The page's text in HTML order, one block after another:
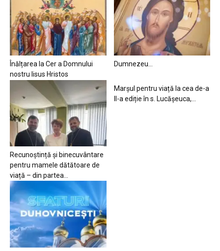
Înălțarea la Cer a Domnului
nostru Iisus Hristos
Dumnezeu…
Recunoștință și binecuvântare
pentru mamele dătătoare de
viață – din partea...
Marșul pentru viață la cea de-a
II-a ediție în s. Lucășeuca,...